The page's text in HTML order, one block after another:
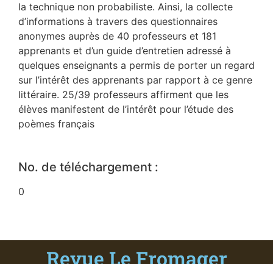
la technique non probabiliste. Ainsi, la collecte
d’informations à travers des questionnaires
anonymes auprès de 40 professeurs et 181
apprenants et d’un guide d’entretien adressé à
quelques enseignants a permis de porter un regard
sur l’intérêt des apprenants par rapport à ce genre
littéraire. 25/39 professeurs affirment que les
élèves manifestent de l’intérêt pour l’étude des
poèmes français
No. de téléchargement :
0
Revue Le Fromager